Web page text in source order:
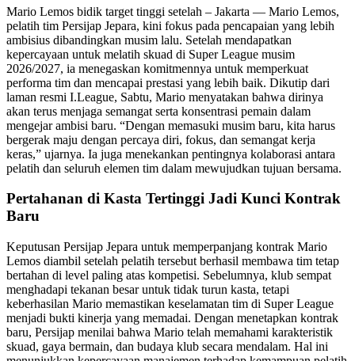
Mario Lemos bidik target tinggi setelah – Jakarta — Mario Lemos,
pelatih tim Persijap Jepara, kini fokus pada pencapaian yang lebih
ambisius dibandingkan musim lalu. Setelah mendapatkan
kepercayaan untuk melatih skuad di Super League musim
2026/2027, ia menegaskan komitmennya untuk memperkuat
performa tim dan mencapai prestasi yang lebih baik. Dikutip dari
laman resmi I.League, Sabtu, Mario menyatakan bahwa dirinya
akan terus menjaga semangat serta konsentrasi pemain dalam
mengejar ambisi baru. “Dengan memasuki musim baru, kita harus
bergerak maju dengan percaya diri, fokus, dan semangat kerja
keras,” ujarnya. Ia juga menekankan pentingnya kolaborasi antara
pelatih dan seluruh elemen tim dalam mewujudkan tujuan bersama.
Pertahanan di Kasta Tertinggi Jadi Kunci Kontrak
Baru
Keputusan Persijap Jepara untuk memperpanjang kontrak Mario
Lemos diambil setelah pelatih tersebut berhasil membawa tim tetap
bertahan di level paling atas kompetisi. Sebelumnya, klub sempat
menghadapi tekanan besar untuk tidak turun kasta, tetapi
keberhasilan Mario memastikan keselamatan tim di Super League
menjadi bukti kinerja yang memadai. Dengan menetapkan kontrak
baru, Persijap menilai bahwa Mario telah memahami karakteristik
skuad, gaya bermain, dan budaya klub secara mendalam. Hal ini